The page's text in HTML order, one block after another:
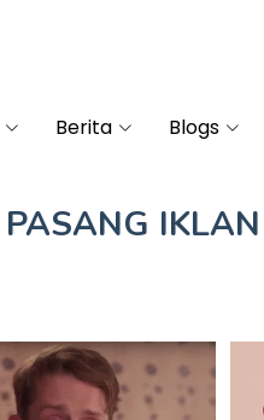
Berita Blogs
PASANG IKLAN